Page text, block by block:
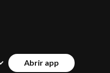
Abrir app